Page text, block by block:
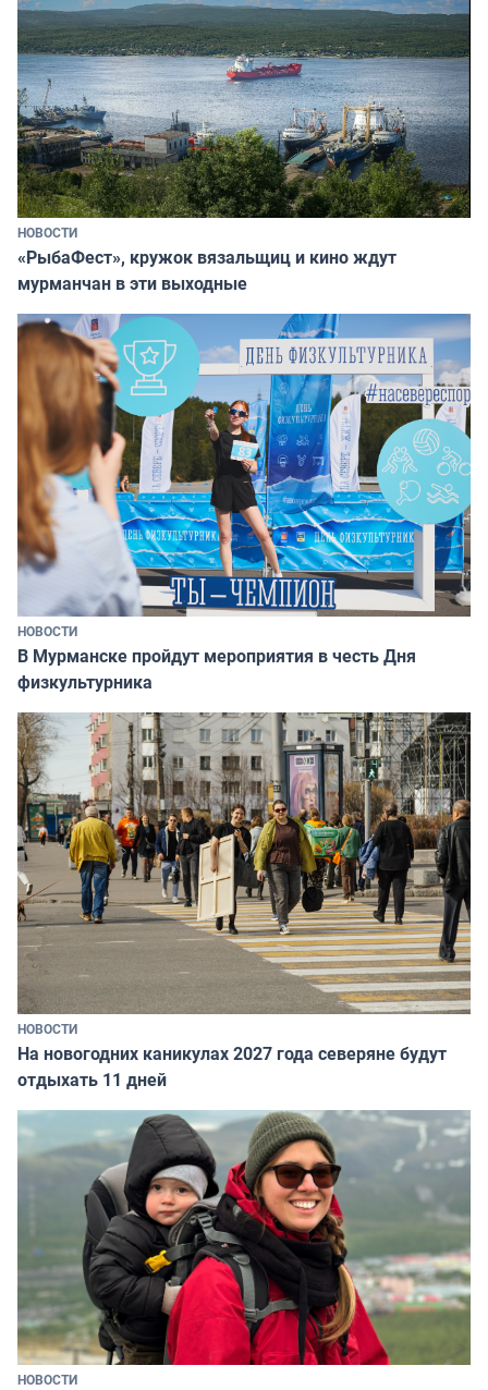
НОВОСТИ
«РыбаФест», кружок вязальщиц и кино ждут
мурманчан в эти выходные
НОВОСТИ
В Мурманске пройдут мероприятия в честь Дня
физкультурника
НОВОСТИ
На новогодних каникулах 2027 года северяне будут
отдыхать 11 дней
НОВОСТИ